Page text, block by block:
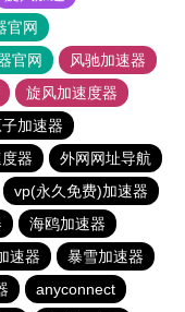
官网
官网
风驰加速器
旋风加速度器
子加速器
器
外网网址导航
vp(永久免费)加速器
海鸥加速器
速器
暴雪加速器
anyconnect